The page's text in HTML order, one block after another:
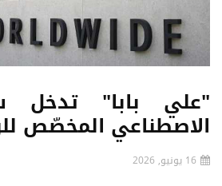
"علي بابا" تدخل
الاصطناعي المخصّص
16 يونيو, 2026